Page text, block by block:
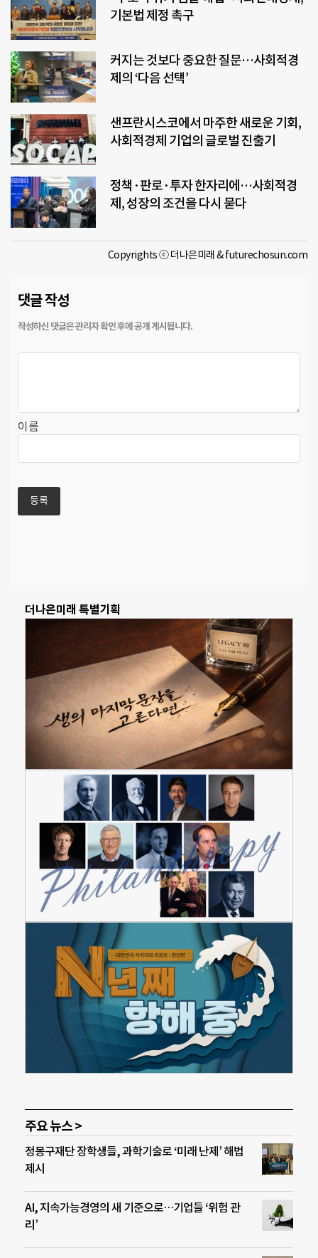
기본법 제정 촉구
커지는 것보다 중요한 질문…사회적경
제의 ‘다음 선택’
샌프란시스코에서 마주한 새로운 기회,
사회적경제 기업의 글로벌 진출기
정책·판로·투자 한자리에…사회적경
제, 성장의 조건을 다시 묻다
Copyrights ⓒ 더나은미래 & futurechosun.com
댓글 작성
이름
더나은미래 특별기획
주요 뉴스 >
정몽구재단 장학생들, 과학기술로 ‘미래 난제’ 해법
제시
AI, 지속가능경영의 새 기준으로…기업들 ‘위험 관
리’